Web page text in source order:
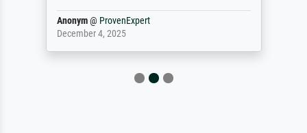
Anonym@ ProvenExpert
December 4, 2025